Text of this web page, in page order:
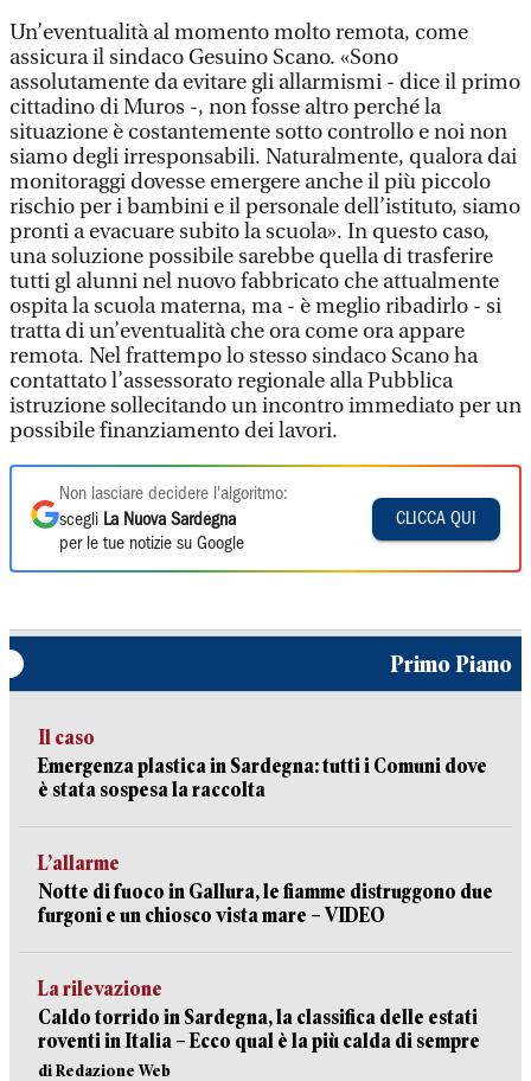
Un’eventualità al momento molto remota, come
assicura il sindaco Gesuino Scano. «Sono
assolutamente da evitare gli allarmismi - dice il primo
cittadino di Muros -, non fosse altro perché la
situazione è costantemente sotto controllo e noi non
siamo degli irresponsabili. Naturalmente, qualora dai
monitoraggi dovesse emergere anche il più piccolo
rischio per i bambini e il personale dell’istituto, siamo
pronti a evacuare subito la scuola». In questo caso,
una soluzione possibile sarebbe quella di trasferire
tutti gl alunni nel nuovo fabbricato che attualmente
ospita la scuola materna, ma - è meglio ribadirlo - si
tratta di un’eventualità che ora come ora appare
remota. Nel frattempo lo stesso sindaco Scano ha
contattato l’assessorato regionale alla Pubblica
istruzione sollecitando un incontro immediato per un
possibile finanziamento dei lavori.
Non lasciare decidere l'algoritmo:
scegli La Nuova Sardegna
per le tue notizie su Google
CLICCA QUI
Primo Piano
Il caso
Emergenza plastica in Sardegna: tutti i Comuni dove
è stata sospesa la raccolta
L’allarme
Notte di fuoco in Gallura, le fiamme distruggono due
furgoni e un chiosco vista mare – VIDEO
La rilevazione
Caldo torrido in Sardegna, la classifica delle estati
roventi in Italia – Ecco qual è la più calda di sempre
di Redazione Web